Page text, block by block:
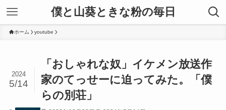
僕と山葵ときな粉の毎日
ホーム youtube
「おしゃれな奴」イケメン放送作
家のてっせーに迫ってみた。「僕
らの別荘」
2024
5/14